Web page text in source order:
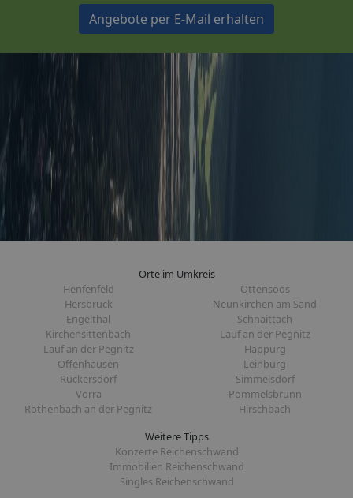
Angebote per E-Mail erhalten
Orte im Umkreis
Henfenfeld
Ottensoos
Hersbruck
Neunkirchen am Sand
Engelthal
Schnaittach
Kirchensittenbach
Lauf an der Pegnitz
Lauf an der Pegnitz
Happurg
Offenhausen
Leinburg
Rückersdorf
Simmelsdorf
Vorra
Pommelsbrunn
Röthenbach an der Pegnitz
Hirschbach
Weitere Tipps
Konzerte Reichenschwand
Immobilien Reichenschwand
Singles Reichenschwand